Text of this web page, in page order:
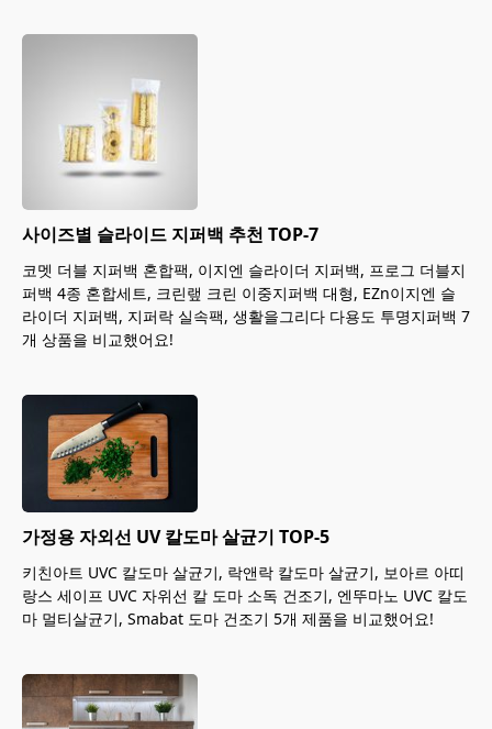
사이즈별 슬라이드 지퍼백 추천 TOP-7
코멧 더블 지퍼백 혼합팩, 이지엔 슬라이더 지퍼백, 프로그 더블지
퍼백 4종 혼합세트, 크린랲 크린 이중지퍼백 대형, EZn이지엔 슬
라이더 지퍼백, 지퍼락 실속팩, 생활을그리다 다용도 투명지퍼백 7
개 상품을 비교했어요!
가정용 자외선 UV 칼도마 살균기 TOP-5
키친아트 UVC 칼도마 살균기, 락앤락 칼도마 살균기, 보아르 아띠
랑스 세이프 UVC 자위선 칼 도마 소독 건조기, 엔뚜마노 UVC 칼도
마 멀티살균기, Smabat 도마 건조기 5개 제품을 비교했어요!